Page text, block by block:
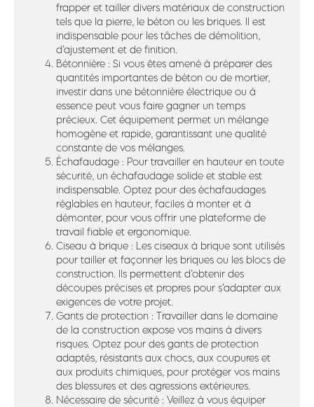
frapper et tailler divers matériaux de construction
tels que la pierre, le béton ou les briques. Il est
indispensable pour les tâches de démolition,
d’ajustement et de finition.
Bétonnière : Si vous êtes amené à préparer des
quantités importantes de béton ou de mortier,
investir dans une bétonnière électrique ou à
essence peut vous faire gagner un temps
précieux. Cet équipement permet un mélange
homogène et rapide, garantissant une qualité
constante de vos mélanges.
Échafaudage : Pour travailler en hauteur en toute
sécurité, un échafaudage solide et stable est
indispensable. Optez pour des échafaudages
réglables en hauteur, faciles à monter et à
démonter, pour vous offrir une plateforme de
travail fiable et ergonomique.
Ciseau à brique : Les ciseaux à brique sont utilisés
pour tailler et façonner les briques ou les blocs de
construction. Ils permettent d’obtenir des
découpes précises et propres pour s’adapter aux
exigences de votre projet.
Gants de protection : Travailler dans le domaine
de la construction expose vos mains à divers
risques. Optez pour des gants de protection
adaptés, résistants aux chocs, aux coupures et
aux produits chimiques, pour protéger vos mains
des blessures et des agressions extérieures.
Nécessaire de sécurité : Veillez à vous équiper